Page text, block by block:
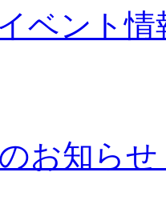
ベント情
お知らせ